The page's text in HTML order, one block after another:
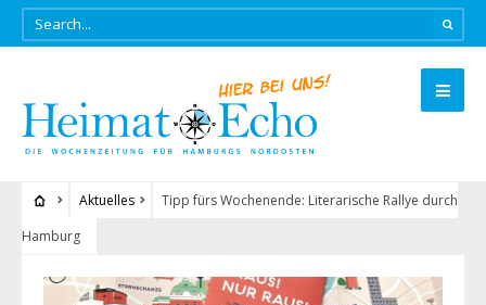
Aktuelles
Tipp fürs Wochenende: Literarische Rallye durch
Hamburg